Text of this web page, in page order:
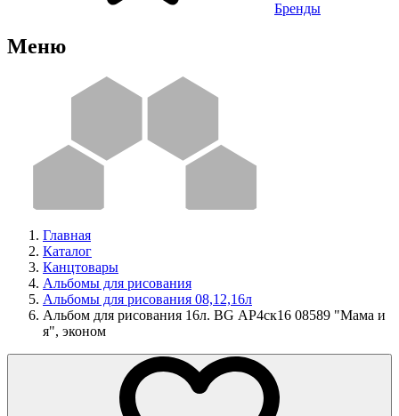
Бренды
Меню
Главная
Каталог
Канцтовары
Альбомы для рисования
Альбомы для рисования 08,12,16л
Альбом для рисования 16л. BG АР4ск16 08589 "Мама и
я", эконом